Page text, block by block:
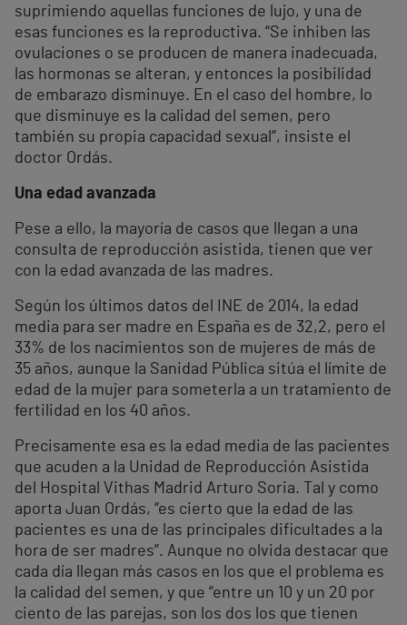
suprimiendo aquellas funciones de lujo, y una de
esas funciones es la reproductiva. “Se inhiben las
ovulaciones o se producen de manera inadecuada,
las hormonas se alteran, y entonces la posibilidad
de embarazo disminuye. En el caso del hombre, lo
que disminuye es la calidad del semen, pero
también su propia capacidad sexual”, insiste el
doctor Ordás.
Una edad avanzada
Pese a ello, la mayoría de casos que llegan a una
consulta de reproducción asistida, tienen que ver
con la edad avanzada de las madres.
Según los últimos datos del INE de 2014, la edad
media para ser madre en España es de 32,2, pero el
33% de los nacimientos son de mujeres de más de
35 años, aunque la Sanidad Pública sitúa el límite de
edad de la mujer para someterla a un tratamiento de
fertilidad en los 40 años.
Precisamente esa es la edad media de las pacientes
que acuden a la Unidad de Reproducción Asistida
del Hospital Vithas Madrid Arturo Soria. Tal y como
aporta Juan Ordás, “es cierto que la edad de las
pacientes es una de las principales dificultades a la
hora de ser madres”. Aunque no olvida destacar que
cada día llegan más casos en los que el problema es
la calidad del semen, y que “entre un 10 y un 20 por
ciento de las parejas, son los dos los que tienen